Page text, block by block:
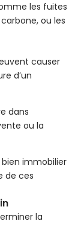
les fuites
ou les
causer
d’un
dans
ou la
immobilier
de ces
la